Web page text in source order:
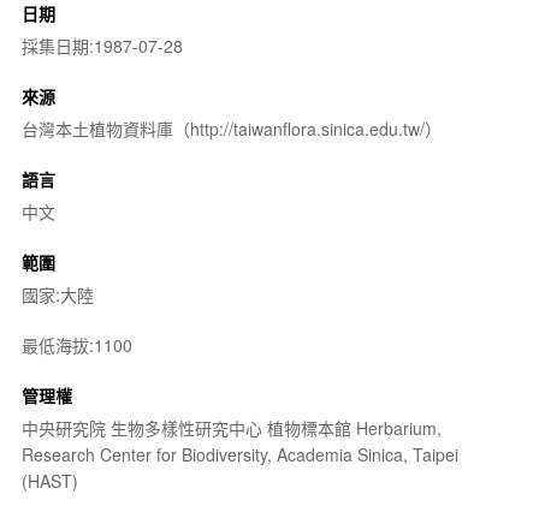
日期
採集日期:1987-07-28
來源
台灣本土植物資料庫（http://taiwanflora.sinica.edu.tw/）
語言
中文
範圍
國家:大陸
最低海拔:1100
管理權
中央研究院 生物多樣性研究中心 植物標本館 Herbarium,
Research Center for Biodiversity, Academia Sinica, Taipei
(HAST)